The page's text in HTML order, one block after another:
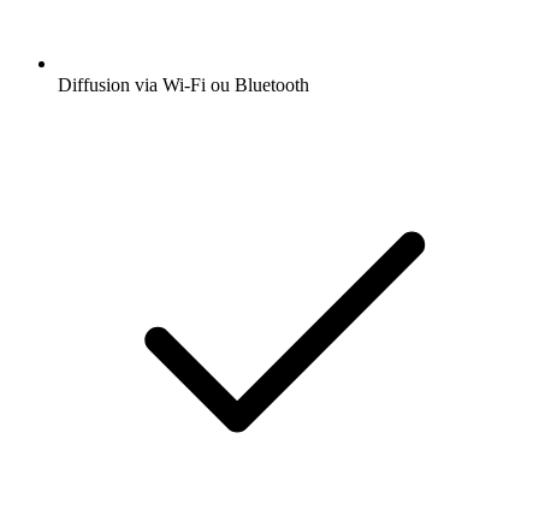
Diffusion via Wi-Fi ou Bluetooth